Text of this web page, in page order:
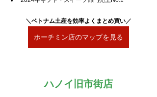
＼ベトナム土産を効率よくまとめ買い／
ホーチミン店のマップを見る
ハノイ旧市街店